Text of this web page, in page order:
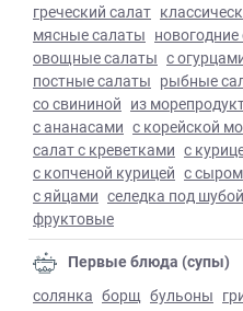
греческий салат
мясные салаты
овощные салаты с
постные салаты рыбные
со свининой из
с ананасами с корейской
салат с креветками с
с копченой курицей с сыром
с яйцами селедка под шубой
фруктовые
Первые блюда (супы)
солянка борщ бульоны